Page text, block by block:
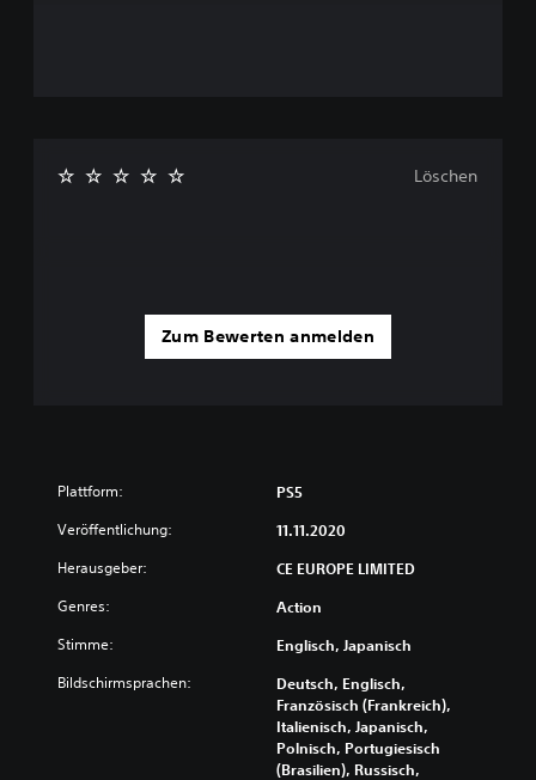
Zum Bewerten anmelden
Löschen
Plattform: PS5
Veröffentlichung: 11.11.2020
Herausgeber: CE EUROPE LIMITED
Genres: Action
Stimme: Englisch, Japanisch
Bildschirmsprachen:
Deutsch, Englisch,
Französisch (Frankreich),
Italienisch, Japanisch,
Polnisch, Portugiesisch
(Brasilien), Russisch,